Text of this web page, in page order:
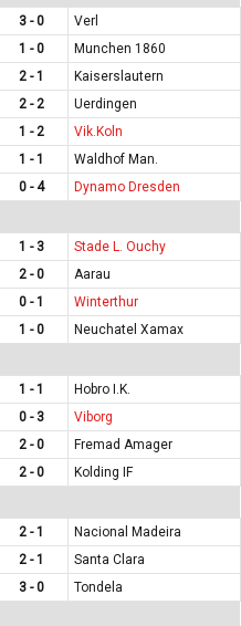
3 - 0
Verl
1 - 0
Munchen 1860
2 - 1
Kaiserslautern
2 - 2
Uerdingen
1 - 2
Vik.Koln
1 - 1
Waldhof Man.
0 - 4
Dynamo Dresden
1 - 3
Stade L. Ouchy
2 - 0
Aarau
0 - 1
Winterthur
1 - 0
Neuchatel Xamax
1 - 1
Hobro I.K.
0 - 3
Viborg
2 - 0
Fremad Amager
2 - 0
Kolding IF
2 - 1
Nacional Madeira
2 - 1
Santa Clara
3 - 0
Tondela